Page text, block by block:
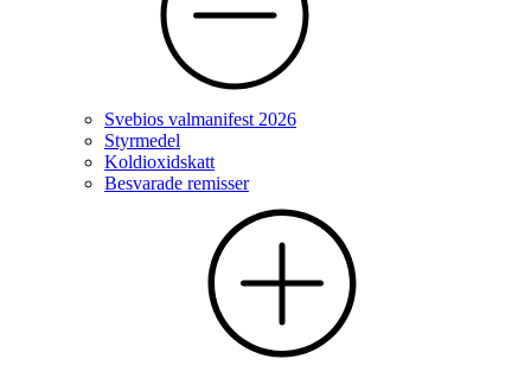
Svebios valmanifest 2026
Styrmedel
Koldioxidskatt
Besvarade remisser